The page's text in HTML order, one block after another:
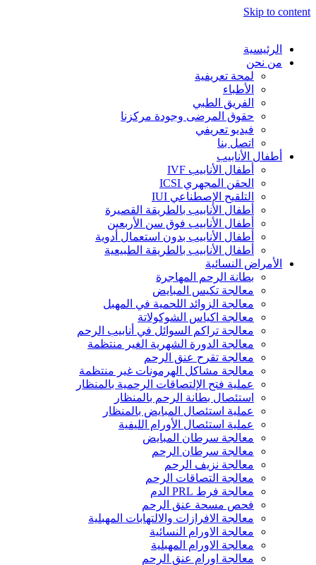
Skip to content
الرئيسية
من نحن
لمحة تعريفية
الأطباء
الفريق الطبي
حقوق المرضى وجودة مركزنا
فيديو تعريفي
اتصل بنا
أطفال الأنابيب
أطفال الأنابيب IVF
الحقن المجهري ICSI
التلقيح الإصطناعي IUI
أطفال الأنابيب بالطريقة القصيرة
أطفال الأنابيب فوق سن الأربعين
أطفال الأنابيب بدون استعمال أدوية
أطفال الأنابيب بالطريقة الطبيعية
الأمراض النسائية
بطانة الرحم المهاجرة
معالجة تكيس المبايض
معالجة الزوائد اللحمية في المهبل
معالجة اكياس الشوكولاتة
معالجة تراكم السوائل في أنابيب الرحم
معالجة الدورة الشهرية الغير منتظمة
معالجة تقرح عنق الرحم
معالجة مشاكل الهرمونات غير منتظمة
عملية فتح الإلتصاقات الرحمية بالمنظار
استئصال بطانة الرحم بالمنظار
عملية استئصال المبايض بالمنظار
عملية استئصال الأورام الليفية
معالجة سرطان المبايض
معالجة سرطان الرحم
معالجة نزيف الرحم
معالجة التصاقات الرحم
معالجة فرط PRL الدم
فحص مسحة عنق الرحم
معالجة الافرازات والالتهابات المهبلية
معالجة الاورام النسائية
معالجة الاورام المهبلية
معالجة اورام عنق الرحم